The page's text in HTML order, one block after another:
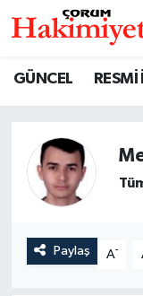
GÜNCEL
Paylaş A-
SAĞLIK
ASAYİŞ
EKONOMİ
Nöbetçi
Çorum
Trafik Durumu
Süper Lig